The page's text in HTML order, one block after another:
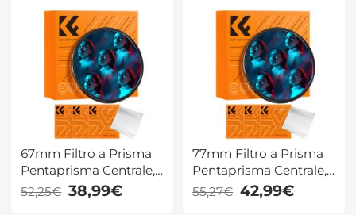
a 360° e Inclinabile a
180°, Leggero con
Perni Retrattili di
Posizionamento
Rimbalzanti per
Monitor 5" e 7" etc
Tempo Reale con 98%
di Precisione,
Autonomia della
Batteria di 24 Ore,
Kentfaith
67mm Filtro a Prisma
Pentaprisma Centrale,
Filtro a Prisma ad
52,25€ 38,99€
77mm Filtro a Prisma
Pentaprisma Centrale,
Filtro a Prisma ad
55,27€ 42,99€